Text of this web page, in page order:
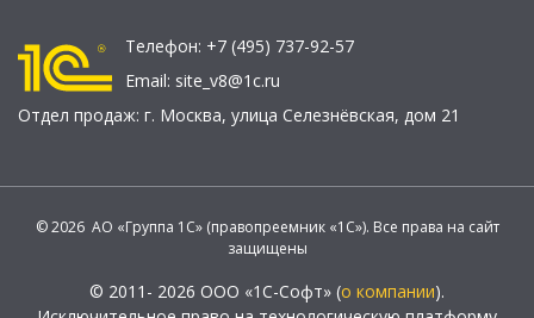
Телефон: +7 (495) 737-92-57
Email: site_v8@1c.ru
Отдел продаж: г. Москва, улица Селезнёвская, дом 21
© 2026 АО «Группа 1С» (правопреемник «1С»). Все права на сайт
защищены
© 2011- 2026 ООО «1С-Софт» (о компании).